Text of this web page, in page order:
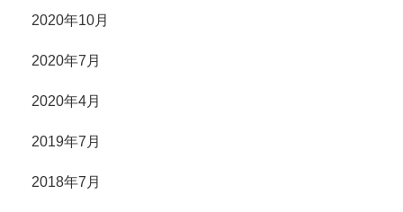
2020年10月
2020年7月
2020年4月
2019年7月
2018年7月